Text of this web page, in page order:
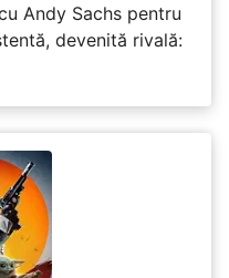
Andy Sachs pentru
devenită rivală: